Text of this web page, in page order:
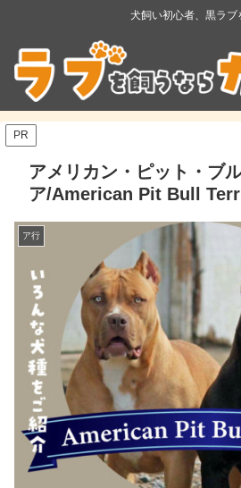
犬飼い初心者、黒ラブ
PR
アメリカン・ピット・ブ
ア/American Pit Bull
ア行